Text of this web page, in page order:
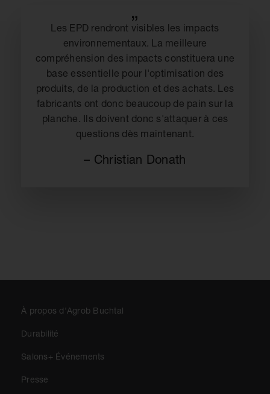
„
Les EPD rendront visibles les impacts
environnementaux. La meilleure
compréhension des impacts constituera une
base essentielle pour l'optimisation des
produits, de la production et des achats. Les
fabricants ont donc beaucoup de pain sur la
planche. Ils doivent donc s'attaquer à ces
questions dès maintenant.
– Christian Donath
À propos d'Agrob Buchtal
Durabilité
Salons+ Événements
Presse